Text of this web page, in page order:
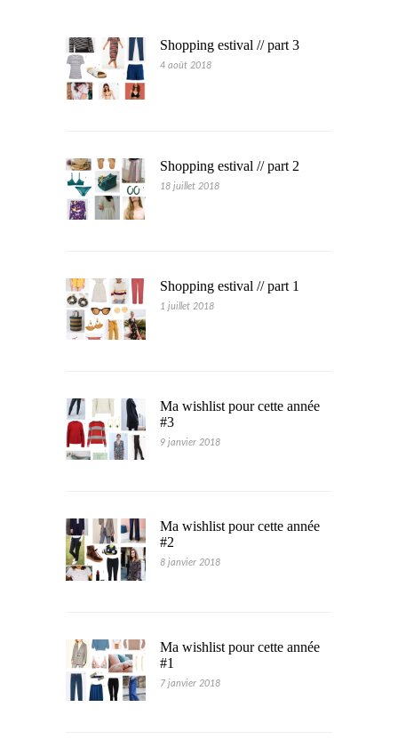
Shopping estival // part 3
4 août 2018
Shopping estival // part 2
18 juillet 2018
Shopping estival // part 1
1 juillet 2018
Ma wishlist pour cette année
#3
9 janvier 2018
Ma wishlist pour cette année
#2
8 janvier 2018
Ma wishlist pour cette année
#1
7 janvier 2018